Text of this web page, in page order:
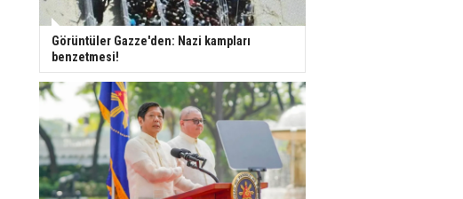
Görüntüler Gazze'den: Nazi kampları
benzetmesi!